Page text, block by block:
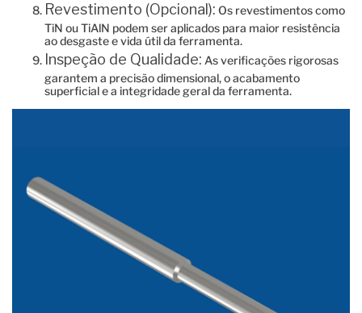
Revestimento (Opcional): Os revestimentos como
TiN ou TiAlN podem ser aplicados para maior resistência
ao desgaste e vida útil da ferramenta.
Inspeção de Qualidade: As verificações rigorosas
garantem a precisão dimensional, o acabamento
superficial e a integridade geral da ferramenta.